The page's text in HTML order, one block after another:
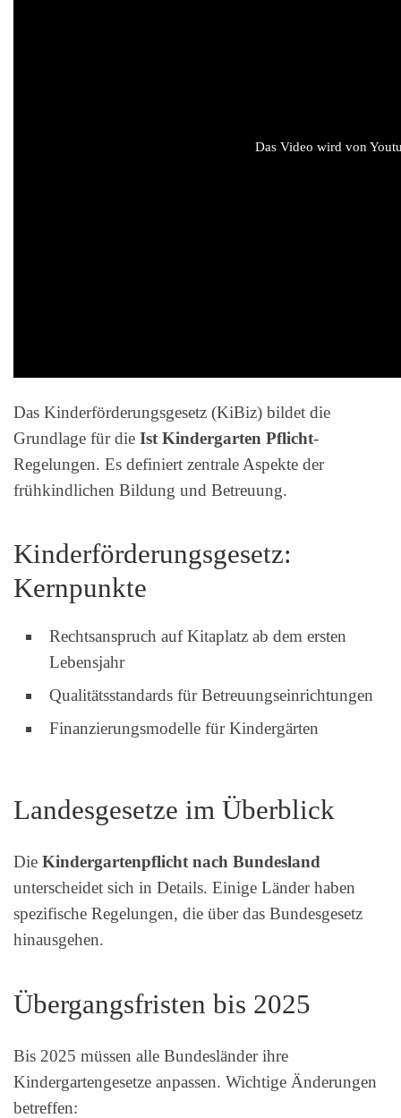
Das Video wird von
Das Kinderförderungsgesetz (KiBiz) bildet die
Grundlage für die Ist Kindergarten Pflicht-
Regelungen. Es definiert zentrale Aspekte der
frühkindlichen Bildung und Betreuung.
Kinderförderungsgesetz:
Kernpunkte
Rechtsanspruch auf Kitaplatz ab dem ersten
Lebensjahr
Qualitätsstandards für Betreuungseinrichtungen
Finanzierungsmodelle für Kindergärten
Landesgesetze im Überblick
Die Kindergartenpflicht nach Bundesland
unterscheidet sich in Details. Einige Länder haben
spezifische Regelungen, die über das Bundesgesetz
hinausgehen.
Übergangsfristen bis 2025
Bis 2025 müssen alle Bundesländer ihre
Kindergartengesetze anpassen. Wichtige Änderungen
betreffen: